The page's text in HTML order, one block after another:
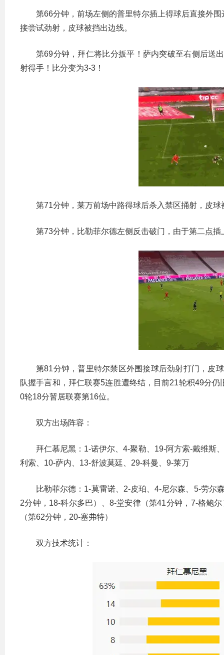
第66分钟，前场左侧的普里特尔插上得球后直接外
接尝试劲射，皮球被挡出边线。
第69分钟，拜仁将比分扳平！萨内突破至右侧后送
射得手！比分变为3-3！
第71分钟，莱万前场中路得球后杀入禁区捅射，皮
第73分钟，比勒菲尔德左侧反击破门，由于第二点
第81分钟，普里特尔禁区外围接球后劲射打门，皮
队握手言和，拜仁联赛5连胜遭终结，目前21轮积49分
0轮18分暂居联赛第16位。
双方出场阵容：
拜仁慕尼黑：1-诺伊尔、4-聚勒、19-阿方索-戴维斯
利索、10-萨内、13-舒波莫廷、29-科曼、9-莱万
比勒菲尔德：1-莫雷诺、2-皮珀、4-尼尔森、5-劳尔
2分钟，18-科尔多巴）、8-堂安律（第41分钟，7-格鲍
（第62分钟，20-塞弗特）
双方技术统计：